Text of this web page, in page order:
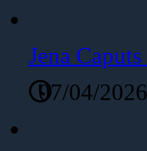
Jena
07/04/2026